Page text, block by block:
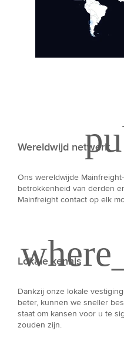
Wereldwijd netwerk
Ons wereldwijde
betrokkenheid van derden
Mainfreight contact op elk
Lokale kennis
Dankzij onze lokale
beter, kunnen we sneller
staat om kansen voor u te
zouden zijn.